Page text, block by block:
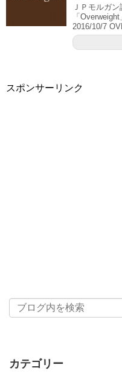
ＪＰモルガ
「
2016/10/7
スポンサーリンク
カテゴリー